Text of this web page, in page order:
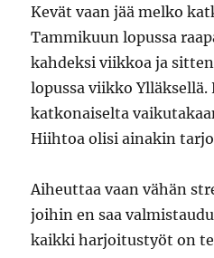
Kevät vaan jää melko
Tammikuun lopussa
kahdeksi viikkoa ja
lopussa viikko
katkonaiselta
Hiihtoa olisi ainakin
Aiheuttaa vaan vähän
joihin en saa
kaikki harjoitustyöt on